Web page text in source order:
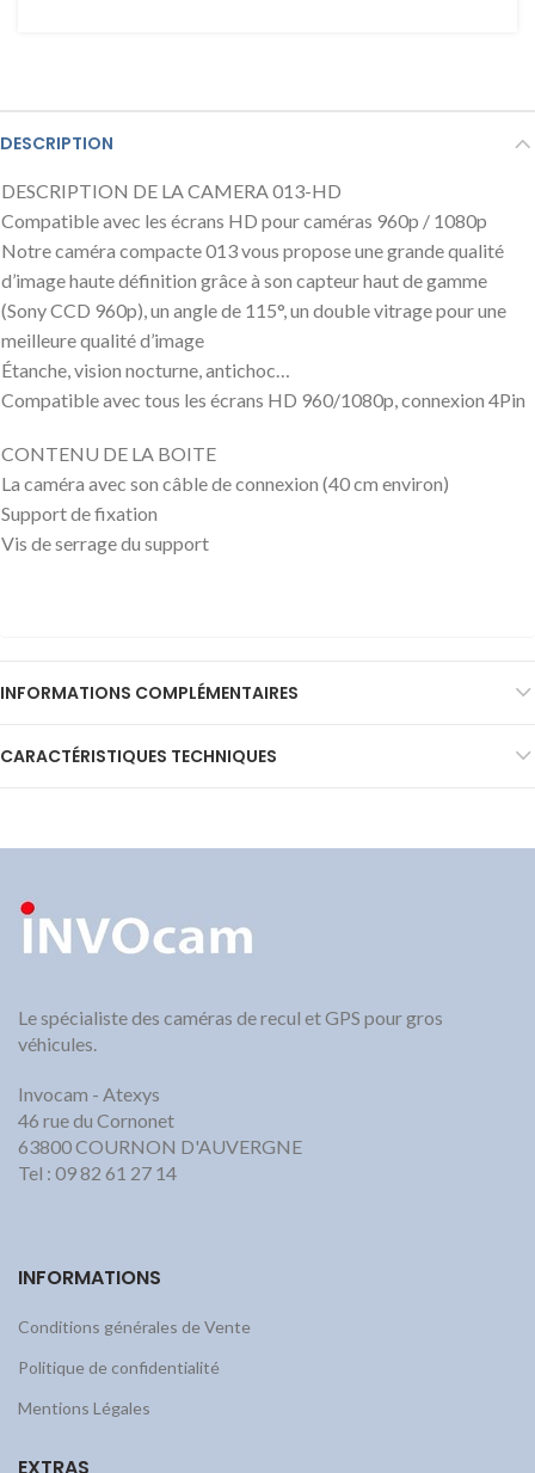
DESCRIPTION
DESCRIPTION DE LA CAMERA 013-HD
Compatible avec les écrans HD pour caméras 960p / 1080p
Notre caméra compacte 013 vous propose une grande qualité
d’image haute définition grâce à son capteur haut de gamme
(Sony CCD 960p), un angle de 115°, un double vitrage pour une
meilleure qualité d’image
Étanche, vision nocturne, antichoc…
Compatible avec tous les écrans HD 960/1080p, connexion 4Pin
CONTENU DE LA BOITE
La caméra avec son câble de connexion (40 cm environ)
Support de fixation
Vis de serrage du support
INFORMATIONS COMPLÉMENTAIRES
CARACTÉRISTIQUES TECHNIQUES
Le spécialiste des caméras de recul et GPS pour gros
véhicules.
Invocam - Atexys
46 rue du Cornonet
63800 COURNON D'AUVERGNE
Tel : 09 82 61 27 14
INFORMATIONS
Conditions générales de Vente
Politique de confidentialité
Mentions Légales